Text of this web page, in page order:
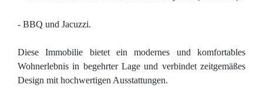
- BBQ und Jacuzzi.
Diese Immobilie bietet ein modernes und komfortables
Wohnerlebnis in begehrter Lage und verbindet zeitgemäßes
Design mit hochwertigen Ausstattungen.